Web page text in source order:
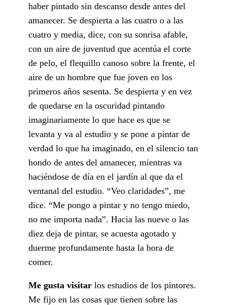
haber pintado sin descanso desde antes del
amanecer. Se despierta a las cuatro o a las
cuatro y media, dice, con su sonrisa afable,
con un aire de juventud que acentúa el corte
de pelo, el flequillo canoso sobre la frente, el
aire de un hombre que fue joven en los
primeros años sesenta. Se despierta y en vez
de quedarse en la oscuridad pintando
imaginariamente lo que hace es que se
levanta y va al estudio y se pone a pintar de
verdad lo que ha imaginado, en el silencio tan
hondo de antes del amanecer, mientras va
haciéndose de día en el jardín al que da el
ventanal del estudio. “Veo claridades”, me
dice. “Me pongo a pintar y no tengo miedo,
no me importa nada”. Hacia las nueve o las
diez deja de pintar, se acuesta agotado y
duerme profundamente hasta la hora de
comer.
Me gusta visitar los estudios de los pintores.
Me fijo en las cosas que tienen sobre las